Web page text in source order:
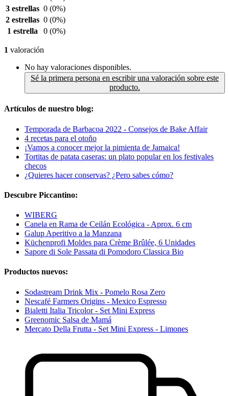
3 estrellas 0 (0%)
2 estrellas 0 (0%)
1 estrella
0 (0%)
1 valoración
No hay valoraciones disponibles.
Sé la primera persona en escribir una valoración sobre este
producto.
Artículos de nuestro blog:
Temporada de Barbacoa 2022 - Consejos de Bake Affair
4 recetas para el otoño
¡Vamos a conocer mejor la pimienta de Jamaica!
Tortitas de patata caseras: un plato popular en los festivales
checos
¿Quieres hacer conservas? ¿Pero sabes cómo?
Descubre Piccantino:
WIBERG
Canela en Rama de Ceilán Ecológica - Aprox. 6 cm
Galup Aperitivo a la Manzana
Küchenprofi Moldes para Crème Brûlée, 6 Unidades
Sapore di Sole Passata di Pomodoro Classica Bio
Productos nuevos:
Sodastream Drink Mix - Pomelo Rosa Zero
Nescafé Farmers Origins - Mexico Espresso
Bialetti Italia Tricolor - Set Mini Express
Greenomic Salsa de Mamá
Mercato Della Frutta - Set Mini Express - Limones